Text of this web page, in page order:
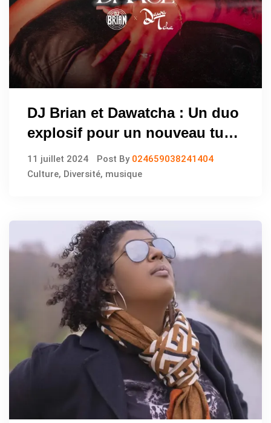
DJ Brian et Dawatcha : Un duo
explosif pour un nouveau tube
!
11 juillet 2024 Post By 024659038241404
Culture, Diversité, musique